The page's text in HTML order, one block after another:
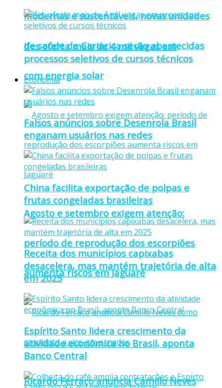
Modernas e sustentáveis, novas unidades
de saúde de Cariacica serão abastecidas
com energia solar
Agosto e setembro exigem atenção:
período de reprodução dos escorpiões
aumenta riscos em Jaguaré
Ricardo Ferraço anuncia Camillo Neves
Ifes oferta mais de 4 mil vagas em
processos seletivos de cursos técnicos
Economia
Falsos anúncios sobre Desenrola Brasil
enganam usuários nas redes
China facilita exportação de polpas e
frutas congeladas brasileiras
Receita dos municípios capixabas
desacelera, mas mantém trajetória de alta
em 2025
Espírito Santo lidera crescimento da
atividade econômica no Brasil, aponta
Banco Central